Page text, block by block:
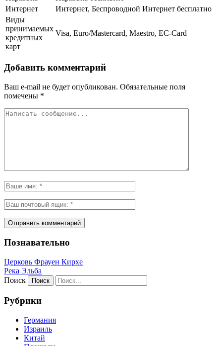
Интернет
Интернет, Беспроводной Интернет бесплатно
Виды
принимаемых
кредитных
карт
Visa, Euro/Mastercard, Maestro, EC-Card
Добавить комментарий
Ваш e-mail не будет опубликован. Обязательные поля
помечены *
Познавательно
Церковь Фрауен Кирхе
Река Эльба
Поиск
Рубрики
Германия
Израиль
Китай